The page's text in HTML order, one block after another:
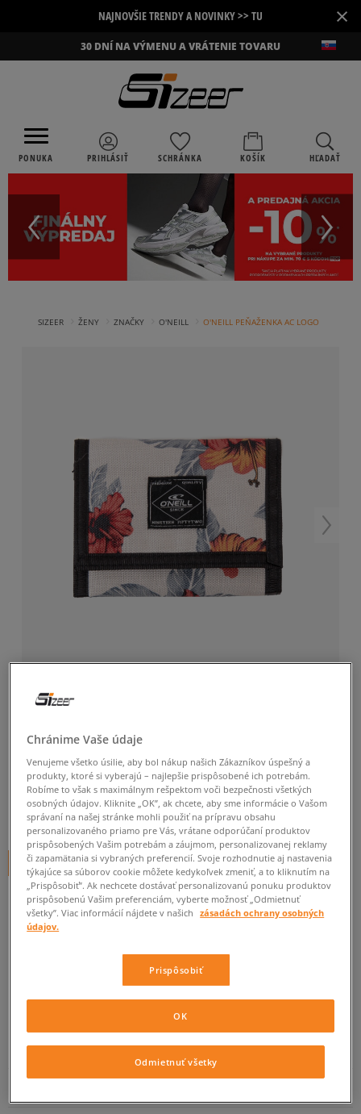
NAJNOVŠIE TRENDY A NOVINKY >> TU ×
30 DNÍ NA VÝMENU A VRÁTENIE TOVARU
PONUKA PRIHLÁSIŤ SCHRÁNKA KOŠÍK HĽADAŤ
SIZEER ŽENY ZNAČKY O'NEILL O'NEILL PEŇAŽENKA AC LOGO
O'NEILL PEŇAŽENKA AC LOGO
0.0
5€cena s DPH
+ 5 BODOV VSIZEERCLUBE
Informujte ma o dostupnosti
Chránime Vaše údaje
Venujeme všetko úsilie, aby bol nákup našich Zákazníkov úspešný a
produkty, ktoré si vyberajú – najlepšie prispôsobené ich potrebám.
Robíme to však s maximálnym rešpektom voči bezpečnosti všetkých
osobných údajov. Kliknite „OK”, ak chcete, aby sme informácie o Vašom
správaní na našej stránke mohli použiť na prípravu obsahu
personalizovaného priamo pre Vás, vrátane odporúčaní produktov
prispôsobených Vašim potrebám a záujmom, personalizovanej reklamy
či zapamätania si vybraných preferencií. Svoje rozhodnutie aj nastavenia
týkajúce sa súborov cookie môžete kedykoľvek zmeniť, a to kliknutím na
„Prispôsobiť”. Ak nechcete dostávať personalizovanú ponuku produktov
prispôsobenú Vašim preferenciám, vyberte možnosť „Odmietnuť
všetky”. Viac informácií nájdete v našich
zásadách ochrany osobných
údajov.
Prispôsobiť
Odmietnuť všetky
OK